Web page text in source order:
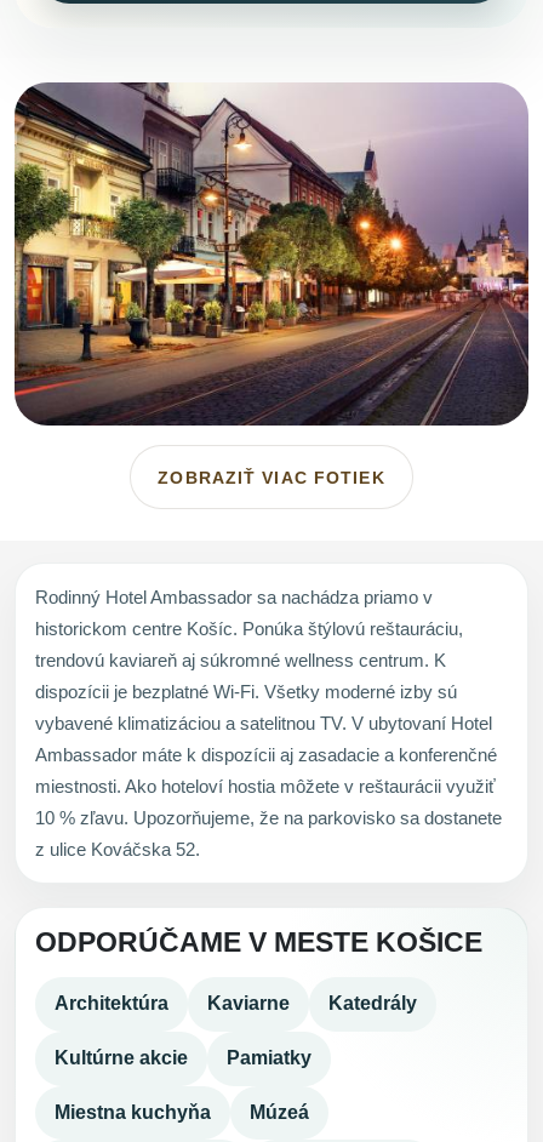
ZOBRAZIŤ VIAC FOTIEK
Rodinný Hotel Ambassador sa nachádza priamo v
historickom centre Košíc. Ponúka štýlovú reštauráciu,
trendovú kaviareň aj súkromné wellness centrum. K
dispozícii je bezplatné Wi-Fi. Všetky moderné izby sú
vybavené klimatizáciou a satelitnou TV. V ubytovaní Hotel
Ambassador máte k dispozícii aj zasadacie a konferenčné
miestnosti. Ako hoteloví hostia môžete v reštaurácii využiť
10 % zľavu. Upozorňujeme, že na parkovisko sa dostanete
z ulice Kováčska 52.
ODPORÚČAME V MESTE KOŠICE
Architektúra Kaviarne Katedrály
Kultúrne akcie Pamiatky
Miestna kuchyňa Múzeá